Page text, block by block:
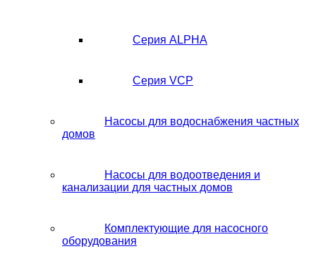
Серия ALPHA
Серия VCP
Насосы для водоснабжения частных
домов
Насосы для водоотведения и
канализации для частных домов
Комплектующие для насосного
оборудования